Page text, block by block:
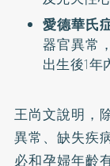
愛德華氏
器官異常
出生後1年
王尚文說明，
異常、缺失疾
必和孕婦年齡